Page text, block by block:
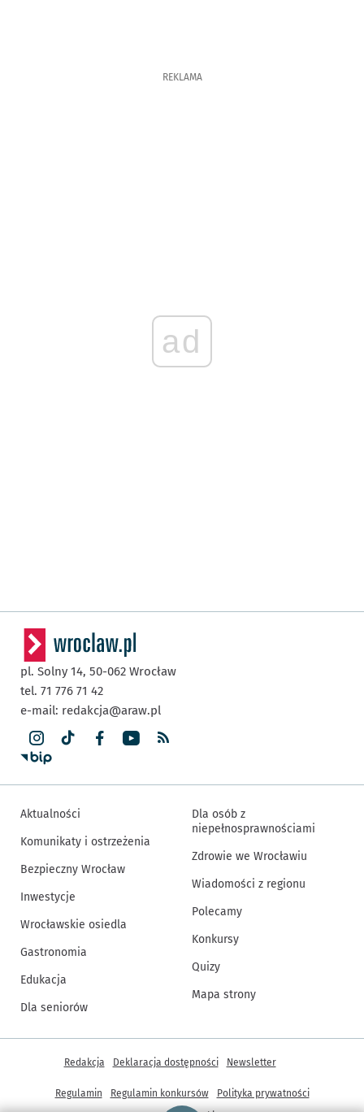
REKLAMA
ad
pl. Solny 14, 50-062 Wrocław
tel. 71 776 71 42
e-mail: redakcja@araw.pl
Aktualności
Komunikaty i ostrzeżenia
Bezpieczny Wrocław
Inwestycje
Wrocławskie osiedla
Gastronomia
Edukacja
Dla seniorów
Dla osób z
niepełnosprawnościami
Zdrowie we Wrocławiu
Wiadomości z regionu
Polecamy
Konkursy
Quizy
Mapa strony
Inne informacje
Redakcja Deklaracja dostępności Newsletter
Regulamin Regulamin konkursów
Polityka prywatności